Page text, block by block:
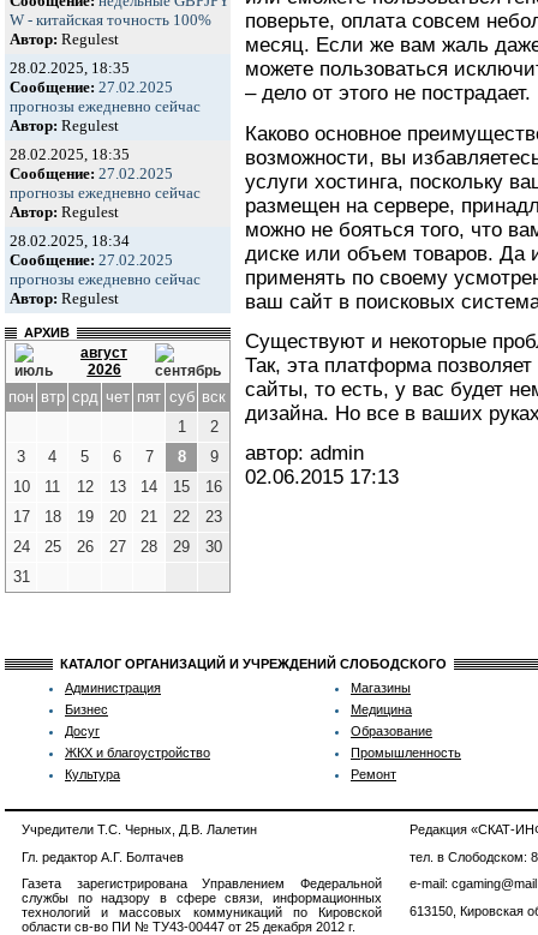
W - китайская точность 100%
Автор: Regulest
28.02.2025, 18:35
Сообщение: 27.02.2025
прогнозы ежедневно сейчас
Автор: Regulest
28.02.2025, 18:35
Сообщение: 27.02.2025
прогнозы ежедневно сейчас
Автор: Regulest
28.02.2025, 18:34
Сообщение: 27.02.2025
прогнозы ежедневно сейчас
Автор: Regulest
АРХИВ
август
2026
пон втр срд чет пят суб вск
1
2
3
4 5 6 7 8
9
10
11 12 13 14 15
16
17
18 19 20 21 22
23
24
25 26 27 28 29
30
31
поверьте, оплата совсем
месяц. Если же вам жаль
можете пользоваться
– дело от этого не пострадает.
Каково основное
возможности, вы
услуги хостинга, поскольку
размещен на сервере,
можно не бояться того, что
диске или объем товаров. Да
применять по своему
ваш сайт в поисковых
Существуют и некоторые
Так, эта платформа
сайты, то есть, у вас будет
дизайна. Но все в ваших
автор: admin
02.06.2015 17:13
КАТАЛОГ ОРГАНИЗАЦИЙ И УЧРЕЖДЕНИЙ СЛОБОДСКОГО
Администрация
Бизнес
Досуг
ЖКХ и благоустройство
Культура
Магазины
Медицина
Образование
Промышленность
Ремонт
Учредители Т.С. Черных, Д.В. Лалетин
Гл. редактор А.Г. Болтачев
Газета зарегистрирована Управлением Федеральной
службы по надзору в сфере связи, информационных
технологий и массовых коммуникаций по Кировской
области св-во ПИ № ТУ43-00447 от 25 декабря 2012 г.
Редакция «СКАТ-
тел. в Слободском:
e-mail:
613150, Кировская